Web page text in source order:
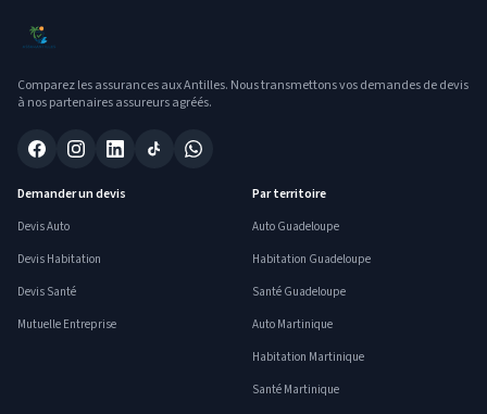
Comparez les assurances aux Antilles. Nous transmettons vos demandes de devis
à nos partenaires assureurs agréés.
Demander un devis
Devis Auto
Devis Habitation
Devis Santé
Mutuelle Entreprise
Par territoire
Auto Guadeloupe
Habitation Guadeloupe
Santé Guadeloupe
Auto Martinique
Habitation Martinique
Santé Martinique